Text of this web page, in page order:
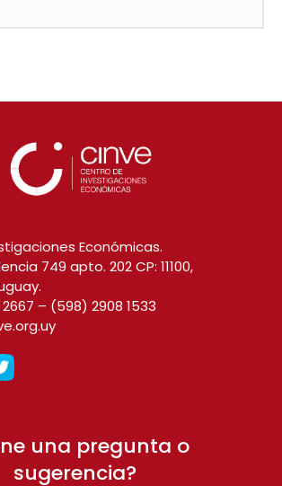
Económicas.
749 apto. 202 CP: 11100,
– (598) 2908 1533
una pregunta o
sugerencia?